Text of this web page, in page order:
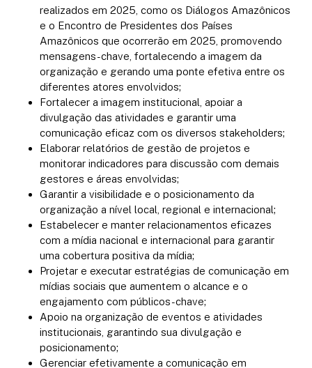
realizados em 2025, como os Diálogos Amazônicos
e o Encontro de Presidentes dos Países
Amazônicos que ocorrerão em 2025, promovendo
mensagens-chave, fortalecendo a imagem da
organização e gerando uma ponte efetiva entre os
diferentes atores envolvidos;
Fortalecer a imagem institucional, apoiar a
divulgação das atividades e garantir uma
comunicação eficaz com os diversos stakeholders;
Elaborar relatórios de gestão de projetos e
monitorar indicadores para discussão com demais
gestores e áreas envolvidas;
Garantir a visibilidade e o posicionamento da
organização a nível local, regional e internacional;
Estabelecer e manter relacionamentos eficazes
com a mídia nacional e internacional para garantir
uma cobertura positiva da mídia;
Projetar e executar estratégias de comunicação em
mídias sociais que aumentem o alcance e o
engajamento com públicos-chave;
Apoio na organização de eventos e atividades
institucionais, garantindo sua divulgação e
posicionamento;
Gerenciar efetivamente a comunicação em